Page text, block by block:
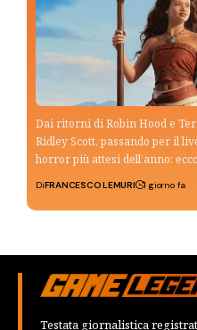
Dai ritorni di Robin Hood e
Ridley Scott, passando per il
horror più attesi dell’anno:
DiFRANCESCO LEMURI 1 giorno fa
Testata giornalistica